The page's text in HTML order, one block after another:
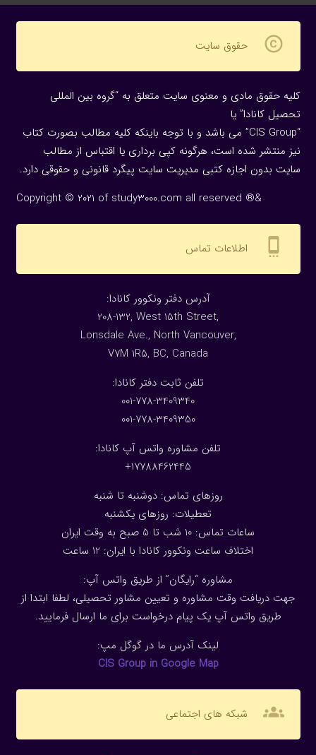
copyright حقوق سایت
کلیه حقوق مادی و معنوی سایت متعلق به “گروه بین المللی
تحصیل کانادا” یا
“CIS Group” می باشد و با توجه باینکه کلیه مطالب بصورت کتاب
نیز منتشر شده است، هرگونه كپی برداری یا اقتباس از مطالب
سایت بدون اجازه كتبی مدیریت سایت پیگرد قانونی و حقوقی دارد.
Copyright © 2021 of study3000.com all reserved ®&
settings_cell اطلاعات تماس
:آدرس دفتر ونکوور کانادا
208-132, West 15th Street,
Lonsdale Ave., North Vancouver,
V7M 1R5, BC, Canada
:تلفن ثابت دفتر کانادا
001-778-3409340
001-778-3409350
تلفن مشاوره واتس آپ کانادا:
17788462445+
روزهای تماس: دوشنبه تا شنبه
تعطیلات: روزهای یکشنبه
ساعات تماس: 10 شب تا 5 صبح به وقت ایران
اختلاف ساعت ونکوور کانادا با ایران: 1 2 ساعت
مشاوره “رایگان” از طریق واتس آپ:
جهت دریافت وقت مشاوره و تعیین مشاور تحصیلی، لطفا ابتدا از
طریق واتس آپ یک پیام درخواست برای ما ارسال فرمایید.
لینک آدرس ما در گوگل مپ:
CIS Group in Google Map
groups شبکه های اجتماعی